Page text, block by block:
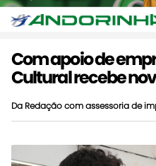
Com apoio de
Cultural recebe
Da Redação com assessoria de